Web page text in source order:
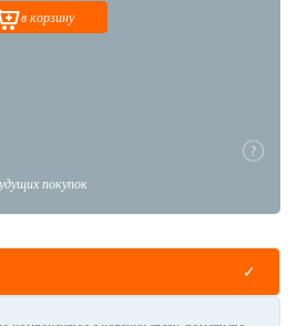
в корзину
покупок